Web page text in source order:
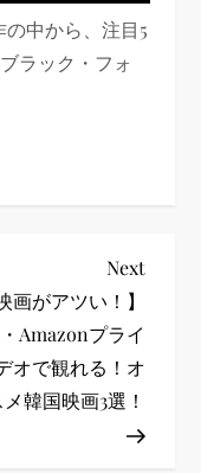
中から、注目5
ラック・フォ
Next
Next
画がアツい！】
Amazonプライ
オで観れる！オ
韓国映画3選！